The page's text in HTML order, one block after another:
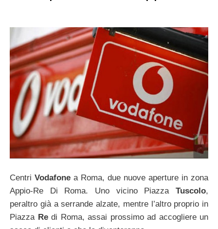
Centri Vodafone a Roma, due nuove aperture in zona
Appio-Re Di Roma. Uno vicino Piazza Tuscolo,
peraltro già a serrande alzate, mentre l’altro proprio in
Piazza Redi Roma, assai prossimo ad accogliere un